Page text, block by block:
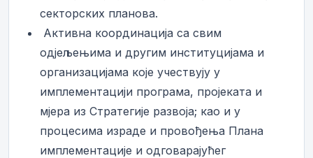
секторских планова.
­ Активна координација са свим
одјељењима и другим институцијама и
организацијама које учествују у
имплементацији програма, пројеката и
мјера из Стратегије развоја; као и у
процесима израде и провођења Плана
имплементације и одговарајућег